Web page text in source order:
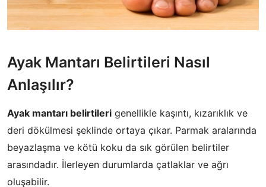
Ayak Mantarı Belirtileri Nasıl
Anlaşılır?
Ayak mantarı belirtileri genellikle kaşıntı, kızarıklık ve
deri dökülmesi şeklinde ortaya çıkar. Parmak aralarında
beyazlaşma ve kötü koku da sık görülen belirtiler
arasındadır. İlerleyen durumlarda çatlaklar ve ağrı
oluşabilir.